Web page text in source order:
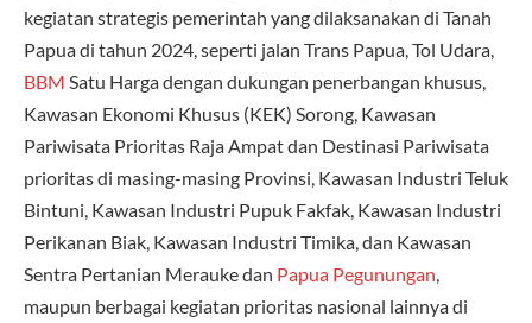
kegiatan strategis pemerintah yang dilaksanakan di Tanah
Papua di tahun 2024, seperti jalan Trans Papua, Tol Udara,
BBM Satu Harga dengan dukungan penerbangan khusus,
Kawasan Ekonomi Khusus (KEK) Sorong, Kawasan
Pariwisata Prioritas Raja Ampat dan Destinasi Pariwisata
prioritas di masing-masing Provinsi, Kawasan Industri Teluk
Bintuni, Kawasan Industri Pupuk Fakfak, Kawasan Industri
Perikanan Biak, Kawasan Industri Timika, dan Kawasan
Sentra Pertanian Merauke dan Papua Pegunungan,
maupun berbagai kegiatan prioritas nasional lainnya di